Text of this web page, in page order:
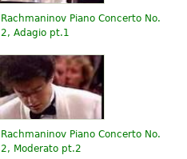
Rachmaninov Piano Concerto No.
2, Adagio pt.1
Rachmaninov Piano Concerto No.
2, Moderato pt.2